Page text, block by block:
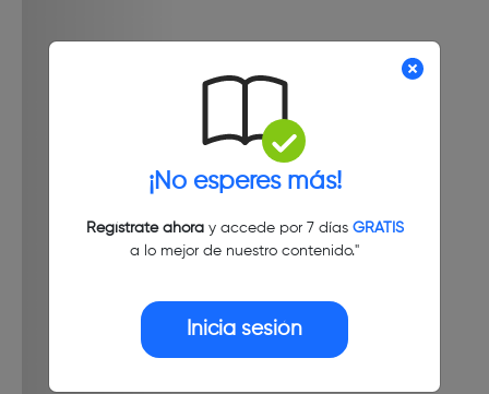
¡No esperes más!
Regístrate ahoray accede por 7 días GRATIS
a lo mejor de nuestro contenido."
Inicia sesión